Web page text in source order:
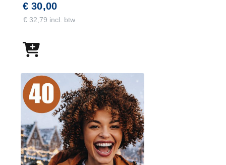
€ 30,00
€ 32,79 incl. btw